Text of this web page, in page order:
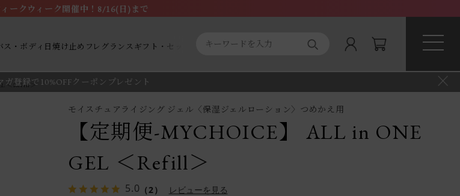
ガ登録で10%OFFクーポンプレゼント
ークウィーク開催中！8/16(日)まで
ス・ボディ 日焼け止め フレグランス ギフト・セット商品About magnifique
＜Refill＞
モイスチュアライジング ジェル〈保湿ジェルローション〉つめかえ用
【定期便-MYCHOICE】 ALL in ONE
GEL ＜Refill＞
5.0 （2） レビューを見る